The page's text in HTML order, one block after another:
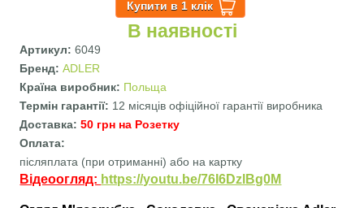
В наявності
Артикул:6049
Бренд:ADLER
Країна виробник: Польща
Термін гарантії: 12 місяців офіційної гарантії виробника
Доставка:50 грн на Розетку
Оплата:
післяплата (при отриманні) або на картку
Відеоогляд: https://youtu.be/76I6DzlBg0M